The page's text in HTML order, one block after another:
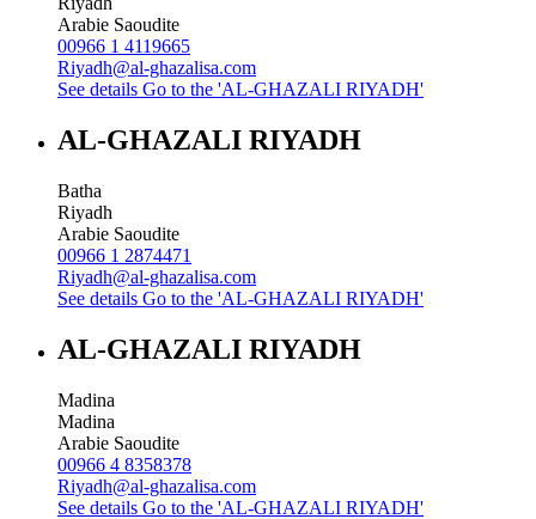
Arabie Saoudite
00966 1 4119665
Riyadh@al-ghazalisa.com
See details Go to the 'AL-GHAZALI RIYADH'
AL-GHAZALI RIYADH
Batha
Riyadh
Arabie Saoudite
00966 1 2874471
Riyadh@al-ghazalisa.com
See details Go to the 'AL-GHAZALI RIYADH'
AL-GHAZALI RIYADH
Madina
Madina
Arabie Saoudite
00966 4 8358378
Riyadh@al-ghazalisa.com
See details Go to the 'AL-GHAZALI RIYADH'